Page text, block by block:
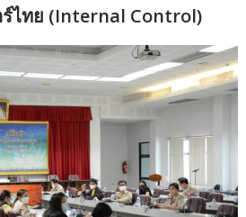
ไทย (Internal Control)